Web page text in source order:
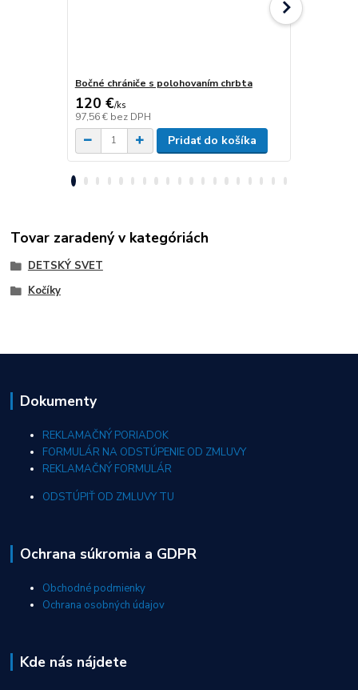
Bočné chrániče s polohovaním chrbta
120 €/ks
97,56 € bez DPH
Pridať do košíka
Tovar zaradený v kategóriách
DETSKÝ SVET
Kočíky
Dokumenty
REKLAMAČNÝ PORIADOK
FORMULÁR NA ODSTÚPENIE OD ZMLUVY
REKLAMAČNÝ FORMULÁR
ODSTÚPIŤ OD ZMLUVY TU
Ochrana súkromia a GDPR
Obchodné podmienky
Ochrana osobných údajov
Kde nás nájdete